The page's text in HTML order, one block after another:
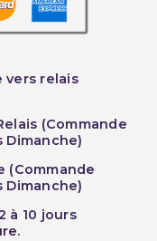
vers relais
(Commande
Dimanche)
(Commande
Dimanche)
à 10 jours